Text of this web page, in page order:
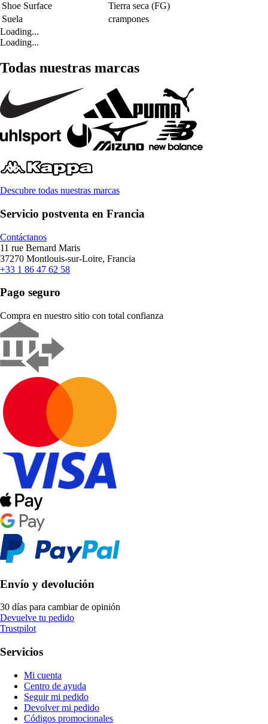
Shoe Surface
Tierra seca (FG)
Suela
crampones
Loading...
Loading...
Todas nuestras marcas
Descubre todas nuestras marcas
Servicio postventa en Francia
Contáctanos
11 rue Bernard Maris
37270 Montlouis-sur-Loire, Francia
+33 1 86 47 62 58
Pago seguro
Compra en nuestro sitio con total confianza
Envío y devolución
30 días para cambiar de opinión
Devuelve tu pedido
Trustpilot
Servicios
Mi cuenta
Centro de ayuda
Seguir mi pedido
Devolver mi pedido
Códigos promocionales